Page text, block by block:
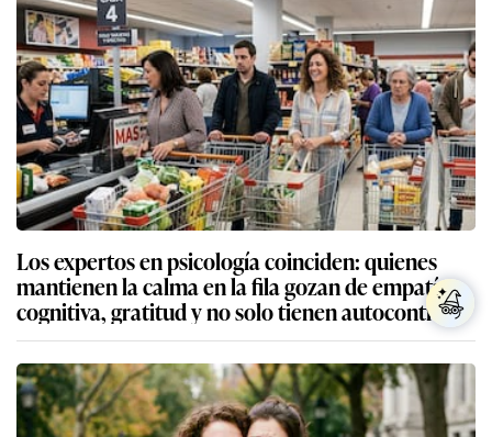
Los expertos en psicología coinciden: quienes
mantienen la calma en la fila gozan de empatía
cognitiva, gratitud y no solo tienen autocontrol